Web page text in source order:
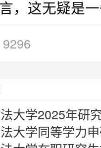
，这无疑是
大学2025年研
大学同等学力